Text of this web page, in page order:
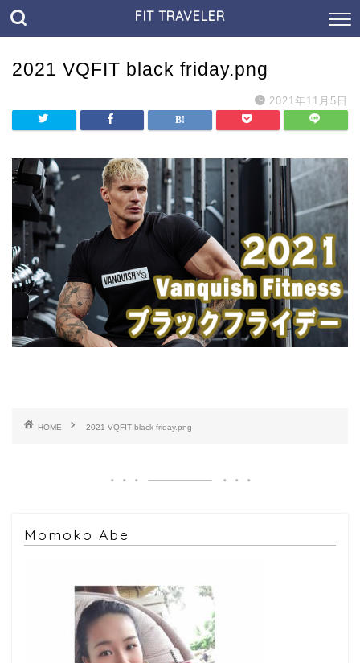
FIT TRAVELER
2021 VQFIT black friday.png
2021年11月5日
HOME 2021 VQFIT black friday.png
Momoko Abe